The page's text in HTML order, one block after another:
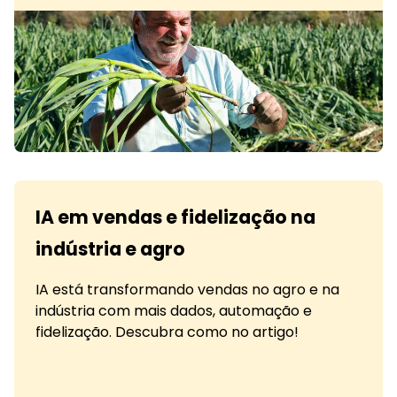
IA em vendas e fidelização na
indústria e agro
IA está transformando vendas no agro e na
indústria com mais dados, automação e
fidelização. Descubra como no artigo!